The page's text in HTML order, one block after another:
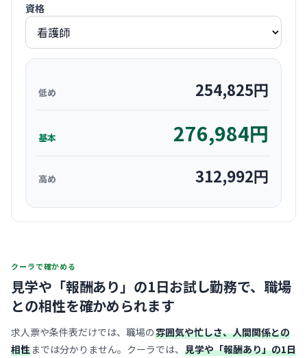
資格
低め 254,825円
基本 276,984円
高め 312,992円
クーラで確かめる
見学や「報酬あり」の1日お試し勤務で、 職場
との相性を確かめられます
求人票や条件表だけでは、職場の雰囲気や忙しさ、人間関係との
相性までは分かりません。クーラでは、 見学や「報酬あり」の1日